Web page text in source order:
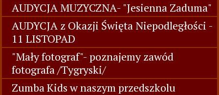
AUDYCJA MUZYCZNA- "Jesienna Zaduma"
AUDYCJA z Okazji Święta Niepodległości -
11 LISTOPAD
"Mały fotograf"- poznajemy zawód
fotografa /Tygryski/
Zumba Kids w naszym przedszkolu